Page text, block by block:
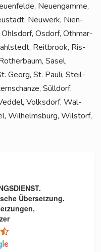
Neu­en­gam­me,
Neu­werk, Nien­
Osdorf, Oth­mar­
Reit­brook, Ris­
Sasel,
Georg, St. Pau­li, Steil­
Süll­dorf,
Volks­dorf, Wal­
Wil­helms­burg, Wilstorf,
Übersetzung.